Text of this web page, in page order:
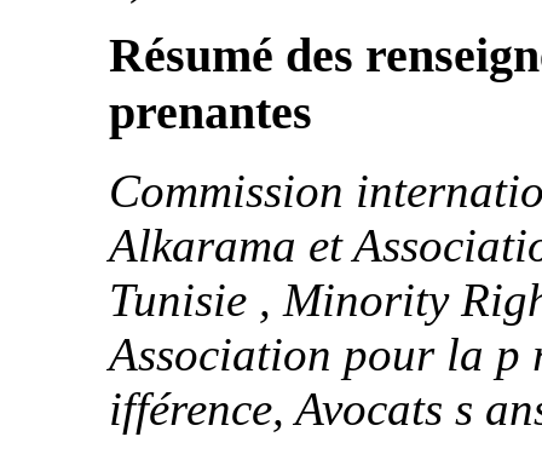
Résumé des
prenantes
Commission
Alkarama et
Tunisie , Minority
Association pour la
ifférence, Avocats s